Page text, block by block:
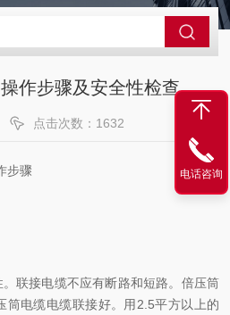
作步骤及安全性检查
点击次数：1632
步骤
联接电缆不应有断路和短路。倍压筒
筒电缆电缆联接好。用2.5平方以上的
电话咨询